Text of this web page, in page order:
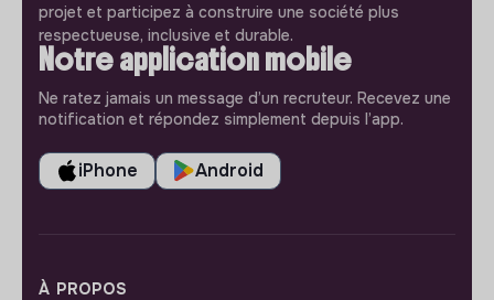
projet et participez à construire une société plus
respectueuse, inclusive et durable.
Notre application mobile
Ne ratez jamais un message d’un recruteur. Recevez une
notification et répondez simplement depuis l’app.
iPhone Android
À PROPOS